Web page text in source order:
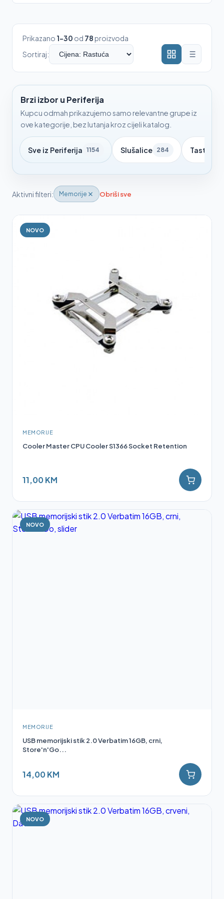
Prikazano 1-30 od 78proizvoda
Sortiraj:
Brzi izbor u Periferija
Kupcu odmah prikazujemo samo relevantne grupe iz
ove kategorije, bez lutanja kroz cijeli katalog.
Sve iz Periferija 1154 Slušalice 284
Aktivni filteri: Memorije Obriši sve
NOVO
MEMORIJE
Cooler Master CPU Cooler S1366 Socket Retention
11,00 KM
NOVO
MEMORIJE
USB memorijski stik 2.0 Verbatim 16GB, crni,
Store'n'Go...
14,00 KM
NOVO